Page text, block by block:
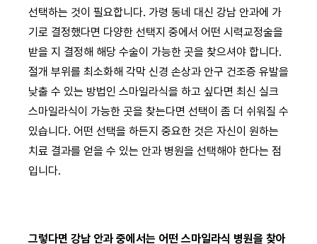
선택하는 것이 필요합니다. 가령 동네 대신 강남 안과에 가
기로 결정했다면 다양한 선택지 중에서 어떤 시력교정술을
받을 지 결정해 해당 수술이 가능한 곳을 찾으셔야 합니다.
절개 부위를 최소화해 각막 신경 손상과 안구 건조증 유발을
낮출 수 있는 방법인 스마일라식을 하고 싶다면 최신 실크
스마일라식이 가능한 곳을 찾는다면 선택이 좀 더 쉬워질 수
있습니다. 어떤 선택을 하든지 중요한 것은 자신이 원하는
치료 결과를 얻을 수 있는 안과 병원을 선택해야 한다는 점
입니다.
그렇다면 강남 안과 중에서는 어떤 스마일라식 병원을 찾아